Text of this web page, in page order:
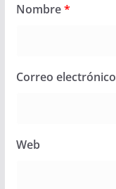
Nombre*
Correo electrónico
Web